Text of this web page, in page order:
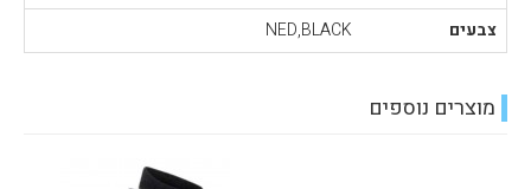
צבעים
NED,BLACK
מוצרים נוספים